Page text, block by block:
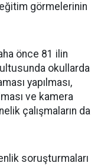
görmelerinin
önce 81 ilin
okullarda
yapılması,
ve kamera
çalışmaların da
soruşturmaları